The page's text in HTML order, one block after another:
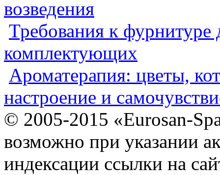
возведения
Требования к фурнитуре
комплектующих
Ароматерапия: цветы,
настроение и
© 2005-2015 «Eurosan-
возможно при указании
индексации ссылки на